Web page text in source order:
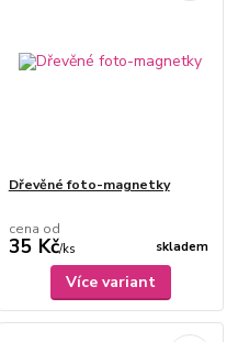
Dřevěné foto-magnetky
cena od
35 Kč/ks skladem
Více variant